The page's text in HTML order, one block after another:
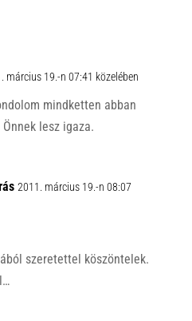
március 19.-n 07:41 közelében
mindketten abban
lesz igaza.
2011. március 19.-n 08:07
szeretettel köszöntelek.